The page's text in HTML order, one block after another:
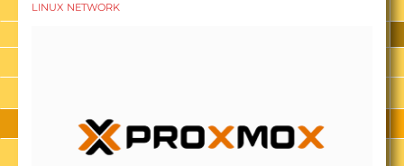
LINUX NETWORK